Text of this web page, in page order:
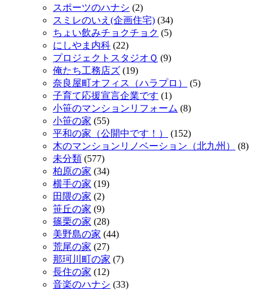
スポーツのハナシ (2)
スミレのいえ(企画住宅) (34)
ちょい飲みチョクチョク (5)
にしやま内科 (22)
プロジェクトスタジオＱ (9)
俺たち工務店ズ (19)
奈良屋町オフィス（ハラプロ）
(5)
子育て応援宣言企業です (1)
小笹のマンションリフォーム (8)
小笹の家 (55)
平和の家（公開中です！）
(152)
木のマンションリノベーション（北九州）
(8)
未分類 (577)
柏原の家 (34)
横手の家 (19)
田隈の家 (2)
笹丘の家 (9)
篠栗の家 (28)
美野島の家 (44)
荒尾の家 (27)
那珂川町の家 (7)
長住の家 (12)
音楽のハナシ (33)